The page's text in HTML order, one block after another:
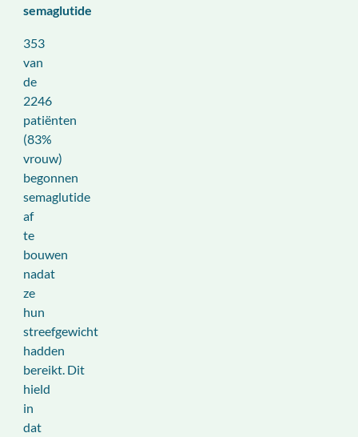
semaglutide
353
van
de
2246
patiënten
(83%
vrouw)
begonnen
semaglutide
af
te
bouwen
nadat
ze
hun
streefgewicht
hadden
bereikt. Dit
hield
in
dat